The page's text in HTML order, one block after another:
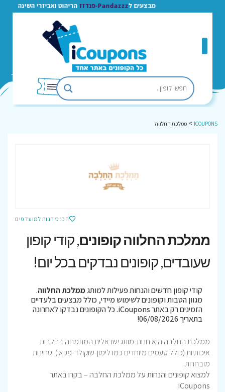
מבצעים ל Pandazzz-פנדזז הריהוט ואביזרי השינה
ICOUPONS
> ממלכת החלווה
הכנס חנות למועדפים
ממלכת החלווה קופונים, קודי קופון
שעובדים, קופונים נבדקים בכל יום!
קודי קופון חדשים והנחות פעילות למותגממלכת החלווה.
מגוון הטבות וקופונים לשימוש מיידי, כולל מבצעים בלעדיים
הזמינים רק באתר iCoupons. כל הקופונים נבדקו לאחרונה
בתאריך 06/08/2026!
ממלכת החלבה היא חנות-מותג ישראלית המתמחה בחלבות
איכותיות (כולל טעמים מיוחדים כמו לימון-שוקולד-פקאן) וטחינות
מובחרות.
למצוא קופונים והנחות על ממלכת החלבה – בקרו באתר
iCoupons.